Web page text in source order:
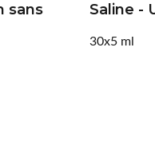
sans
Saline -
30x5 ml